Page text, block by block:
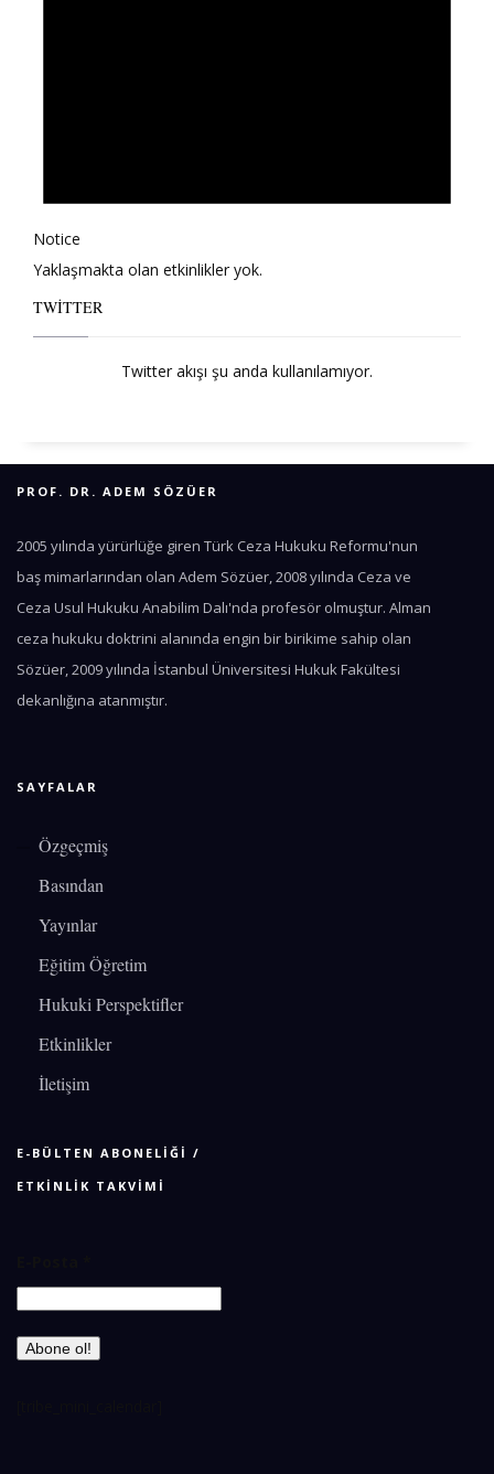
Notice
Yaklaşmakta olan etkinlikler yok.
TWITTER
Twitter akışı şu anda kullanılamıyor.
PROF. DR. ADEM SÖZÜER
2005 yılında yürürlüğe giren Türk Ceza Hukuku Reformu'nun
baş mimarlarından olan Adem Sözüer, 2008 yılında Ceza ve
Ceza Usul Hukuku Anabilim Dalı'nda profesör olmuştur. Alman
ceza hukuku doktrini alanında engin bir birikime sahip olan
Sözüer, 2009 yılında İstanbul Üniversitesi Hukuk Fakültesi
dekanlığına atanmıştır.
SAYFALAR
Özgeçmiş
Basından
Yayınlar
Eğitim Öğretim
Hukuki Perspektifler
Etkinlikler
İletişim
E-BÜLTEN ABONELİĞİ /
ETKİNLİK TAKVİMİ